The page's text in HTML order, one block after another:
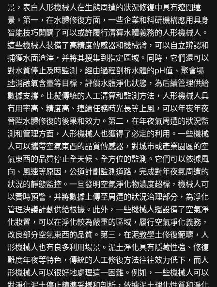
景，表白人形機械人在生態周遭的狀況修復中具有遼闊遠
景。第一，在水體修復方面，一些企業和科研機構應用具身
智能技巧開闢了可以或許履行清算水體義務的人形機械人。
這些機械人裝備了高精度傳感器和機械臂，可以自立辨認和
捕獲水面渣滓，并將其搜集到指定區域。同時，它們還可以
對水質停止及時監測，經由過程剖析水體的pH值、聚會場
地消融氧含量等目標，評價水體淨化狀態，為后續管理供給
數據支撐。比擬傳統的人工清算和監測方法，人形機械人具
有用率高、精度高、連續任務時光長等上風，可以年夜年夜
晉陞水體修復的後果和效力。第二，在年夜氣周遭的狀況監
測和管理方面，人形機械人也獲得了必定的利用。一些機械
人可以攜帶空氣東西的品質傳感器，對城市或產業園區的空
氣東西的品質停止全天候、全方位的監測。它們可以依據風
向、風速等原因，公道計劃監測道路，完成對年夜氣周遭的
狀況的靜態監控。一旦發明空氣淨化物濃度超標，機械人可
以實時預警，并將數據上傳至周遭的狀況治理部分，為淨化
管理決議計劃供給根據。此外，一些機械人還設備了空氣凈
化妝置，可以在淨化較為嚴重的區域，履行空氣凈化義務，
改良部分空氣東西的品質。第三，在泥教學土修復範疇，人
形機械人也有良多利用場景。泥土淨化具有隱藏性強、修復
難度年夜等特色，傳統的人工修復方法往往效力低下，而人
形機械人可以很好地處理這一困難。例如，一些機械人可以
對淨化泥土停止精準采樣和剖析，依據泥土理化性質和淨化